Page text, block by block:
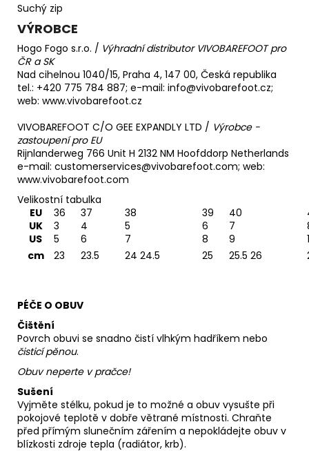
Suchý zip
VÝROBCE
Hogo Fogo s.r.o. / Výhradní distributor VIVOBAREFOOT pro
ČR a SK
Nad cihelnou 1040/15, Praha 4, 147 00, Česká republika
tel.: +420 775 784 887; e-mail: info@vivobarefoot.cz;
web: www.vivobarefoot.cz
VIVOBAREFOOT C/O GEE EXPANDLY LTD / Výrobce -
zastoupení pro EU
Rijnlanderweg 766 Unit H 2132 NM Hoofddorp Netherlands
e-mail: customerservices@vivobarefoot.com; web:
www.vivobarefoot.com
Velikostní tabulka
EU
36 37 38 39 40
UK
3 4 5 6 7
US
5 6 7 8 9
cm
23 23.5 24 24.5 25 25.5 26
PÉČE O OBUV
Čištění
Povrch obuvi se snadno čistí vlhkým hadříkem nebo
čisticí pěnou.
Obuv neperte v pračce!
Sušení
Vyjměte stélku, pokud je to možné a obuv vysušte při
pokojové teplotě v dobře větrané místnosti. Chraňte
před přímým slunečním zářením a nepokládejte obuv v
blízkosti zdroje tepla (radiátor, krb).